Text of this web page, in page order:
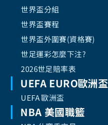
世界盃分組
世界盃賽程
世界盃外圍賽(資格賽)
世足運彩怎麼下注?
2026世足賠率表
UEFA EURO歐洲盃
UEFA 歐洲盃
NBA 美國職籃